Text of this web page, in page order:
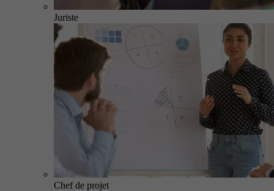
Juriste
Chef de projet